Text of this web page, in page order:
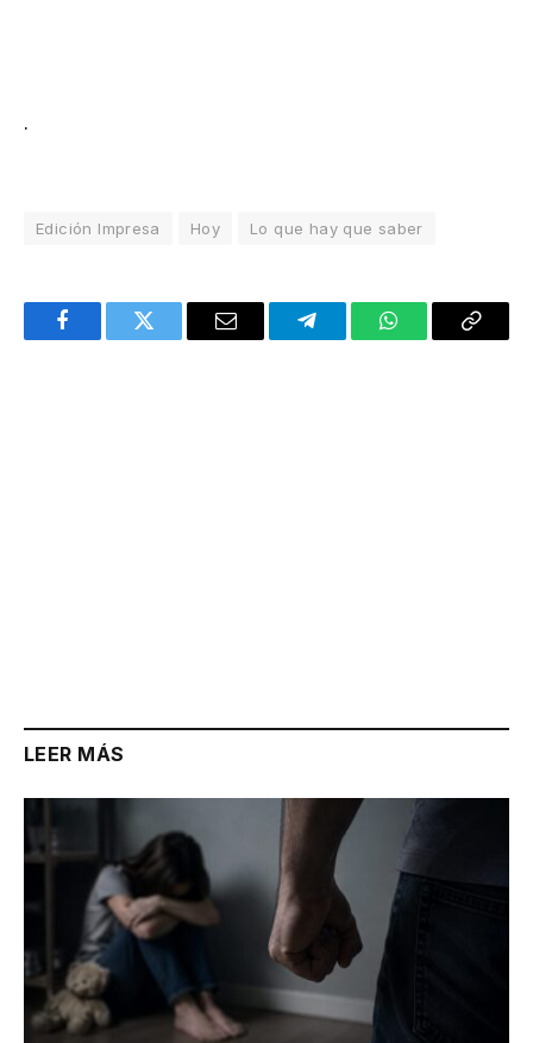
.
Edición Impresa Hoy Lo que hay que saber
FacebookTwitter Email TelegramWhatsAppCopy
LEER MÁS